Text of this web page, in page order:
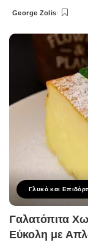
Posted
George Zolis
Γλυκό και
Γαλατόπιτα
Εύκολη με